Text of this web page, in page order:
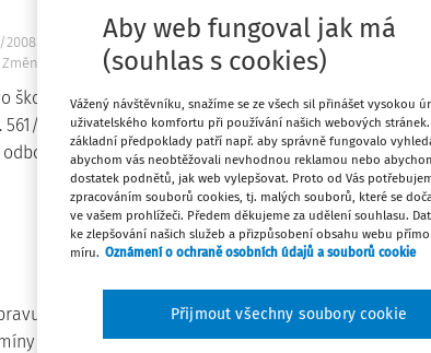
Sb. Změna: 322/2008 Sb. (část) Změna: 111/2012 Sb.
Změna:
Změna: 217/2019 Sb. Změna: 200/2021 Sb. Změna: 217/2019 Sb.
školství, mládeže a tělovýchovy stanoví podle § 24
561/2004 Sb., o předškolním, základním, středním,
odborném a jiném vzdělávání (školský zákon):
§ 1
podrobnosti organizace školního roku, druhy,
jednotlivých školních prázdnin v základních a
Aby web fungoval jak má
(souhlas s cookies)
Vážený návštěvníku, snažíme se ze všech sil přinášet vysokou
uživatelského komfortu při používání našich webových stránek.
základní předpoklady patří např. aby správně fungovalo
abychom vás neobtěžovali nevhodnou reklamou nebo
dostatek podnětů, jak web vylepšovat. Proto od Vás
zpracováním souborů cookies, tj. malých souborů, které se
ve vašem prohlížeči. Předem děkujeme za udělení souhlasu.
ke zlepšování našich služeb a přizpůsobení obsahu webu přímo
míru. Oznámení o ochraně osobních údajů a souborů cookie
Přijmout všechny soubory cookie